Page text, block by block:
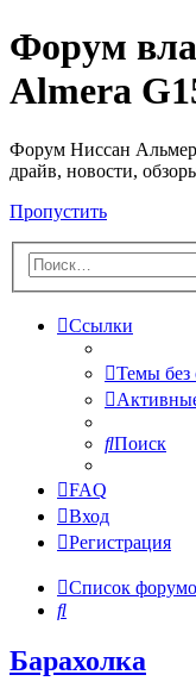
Форум
Almera
Форум Ниссан
драйв, новости,
Пропустить
Ссылки
Темы без
Поиск
FAQ
Вход
Регистрация
Список
Поиск
Барахолка